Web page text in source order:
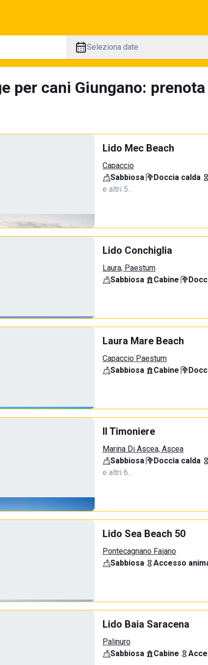
Seleziona date
per cani Giungano:
Lido Mec Beach
Capaccio
Sabbiosa· Doccia calda·
e altri 5…
Lido Conchiglia
Laura, Paestum
Sabbiosa· Cabine·
Laura Mare Beach
Capaccio Paestum
Sabbiosa· Cabine·
Il Timoniere
Marina Di Ascea, Ascea
Sabbiosa· Doccia calda·
e altri 6…
Lido Sea Beach 50
Pontecagnano Faiano
Sabbiosa· Accesso
Lido Baia Saracena
Palinuro
Sabbiosa· Cabine·